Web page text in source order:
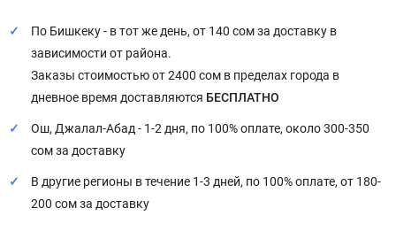
По Бишкеку - в тот же день, от 140 сом за доставку в
зависимости от района.
Заказы стоимостью от 2400 сом в пределах города в
дневное время доставляются БЕСПЛАТНО
Ош, Джалал-Абад - 1-2 дня, по 100% оплате, около 300-350
сом за доставку
В другие регионы в течение 1-3 дней, по 100% оплате, от 180-
200 сом за доставку